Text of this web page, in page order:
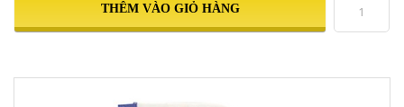
THÊM VÀO GIỎ HÀNG